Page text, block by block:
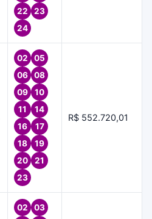
22
23
24
02
05
06
08
09
10
11
14
16
17
18
19
20
21
23
R$ 552.720,01
02
03